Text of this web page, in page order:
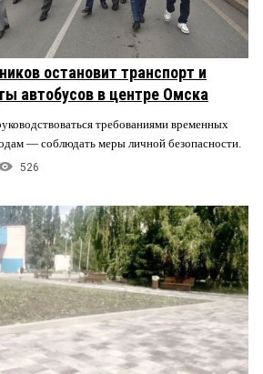
остановит транспорт и
автобусов в центре Омска
требованиями временных
— соблюдать меры личной безопасности.
526